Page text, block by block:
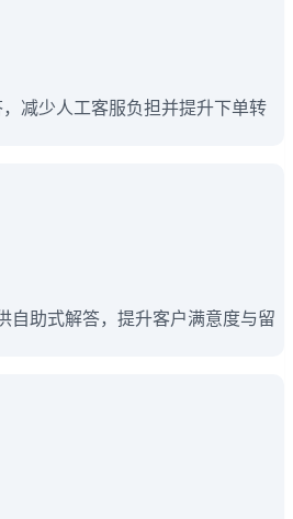
减少人工客服负担并提升下单转
自助式解答，提升客户满意度与留